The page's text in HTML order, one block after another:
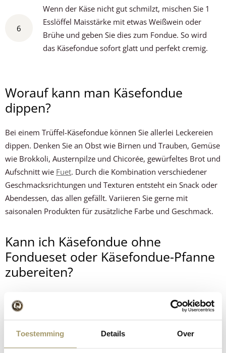
Toestemming Details Over
6
Wenn der Käse nicht gut schmilzt, mischen Sie 1
Esslöffel Maisstärke mit etwas Weißwein oder
Brühe und geben Sie dies zum Fondue. So wird
das Käsefondue sofort glatt und perfekt cremig.
Worauf kann man Käsefondue
dippen?
Bei einem Trüffel-Käsefondue können Sie allerlei Leckereien
dippen. Denken Sie an Obst wie Birnen und Trauben, Gemüse
wie Brokkoli, Austernpilze und Chicorée, gewürfeltes Brot und
Aufschnitt wie Fuet. Durch die Kombination verschiedener
Geschmacksrichtungen und Texturen entsteht ein Snack oder
Abendessen, das allen gefällt. Variieren Sie gerne mit
saisonalen Produkten für zusätzliche Farbe und Geschmack.
Kann ich Käsefondue ohne
Fondueset oder Käsefondue-Pfanne
zubereiten?
niedriger Hitze verwenden. Achten Sie darauf, dass die Pfanne
gut erhitzt wird und rühren Sie regelmäßig, um Anbrennen zu
vermeiden. Stellen Sie sicher, dass das Käsefondue konstant
warm bleibt, zum Beispiel durch eine Wärmequelle wie ein